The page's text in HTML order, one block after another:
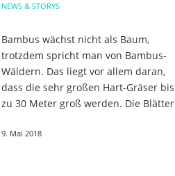
NEWS & STORYS
Bambus wächst nicht als Baum,
trotzdem spricht man von Bambus-
Wäldern. Das liegt vor allem daran,
dass die sehr großen Hart-Gräser bis
zu 30 Meter groß werden. Die Blätter
jeden Winter eine wahre
9. Mai 2018